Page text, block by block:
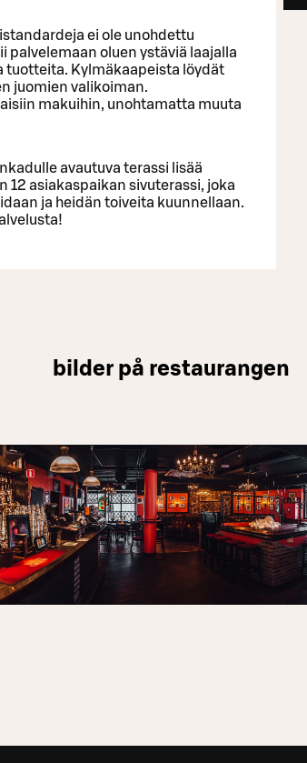
ei ole unohdettu
oluen ystäviä laajalla
tuotteita. Kylmäkaapeista löydät
juomien valikoiman.
makuihin, unohtamatta muuta
avautuva terassi lisää
12 asiakaspaikan sivuterassi, joka
ja heidän toiveita kuunnellaan.
bilder på restaurangen